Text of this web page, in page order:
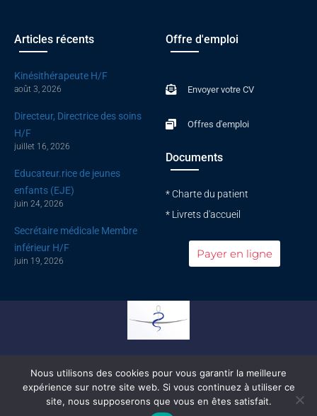
b
d
i
Articles récents
Kinésithérapeute H/F
août 3, 2026
Directeur, Directrice des soins
H/F
juillet 16, 2026
Educateur.rice de jeunes
enfants (EJE)
juin 24, 2026
Secrétaire médicale Membre
inférieur H/F
juin 19, 2026
Offre d'emploi
Envoyer votre CV
Offres d'emploi
Documents
* Charte du patient
* Livrets d'accueil
Payer en ligne
© All rights reserved |Mentions légales| Politique de confidentialité
Nous utilisons des cookies pour vous garantir la meilleure
expérience sur notre site web. Si vous continuez à utiliser ce
site, nous supposerons que vous en êtes satisfait.